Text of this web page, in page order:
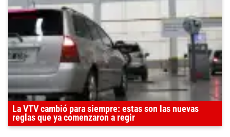
La VTV cambió para siempre: estas son las nuevas
reglas que ya comenzaron a regir